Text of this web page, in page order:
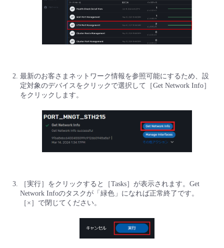
最新のお客さまネットワーク情報を参照可能にするため、設
定対象のデバイスをクリックで選択して［Get Network Info］
をクリックします。
［実行］をクリックすると［Tasks］が表示されます。Get
Network Infoのタスクが「緑色」になれば正常終了です。
［×］で閉じてください。